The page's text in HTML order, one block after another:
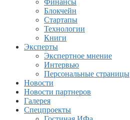
Финансы
Блокчейн
Стартапы
Технологии
Книги
Эксперты
Экспертное мнение
Интервью
Персональные страницы
Новости
Новости партнеров
Галерея
Спецпроекты